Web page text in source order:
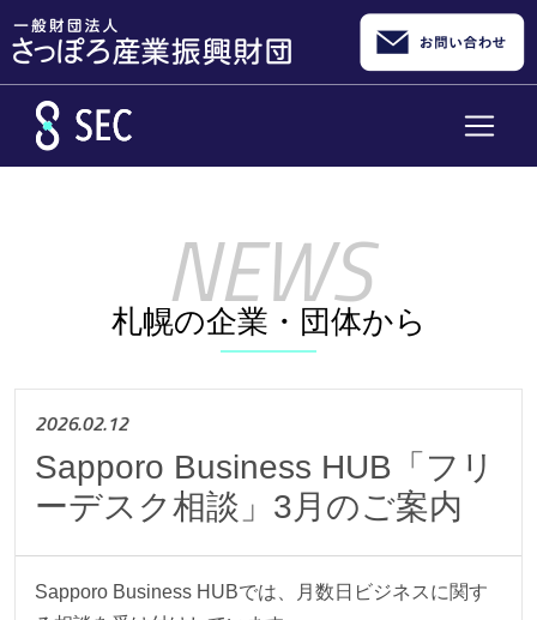
札幌の企業・団体から
2026.02.12
Sapporo Business HUB「フリ
ーデスク相談」3月のご案内
Sapporo Business HUBでは、月数日ビジネスに関す